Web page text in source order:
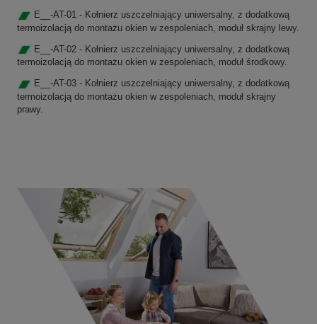
E__-AT-01 - Kołnierz uszczelniający uniwersalny, z dodatkową
termoizolacją do montażu okien w zespoleniach, moduł skrajny lewy.
E__-AT-02 - Kołnierz uszczelniający uniwersalny, z dodatkową
termoizolacją do montażu okien w zespoleniach, moduł środkowy.
E__-AT-03 - Kołnierz uszczelniający uniwersalny, z dodatkową
termoizolacją do montażu okien w zespoleniach, moduł skrajny
prawy.